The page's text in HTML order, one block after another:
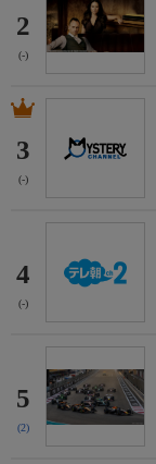
2
(-)
3
(-)
4
(-)
5
(2)